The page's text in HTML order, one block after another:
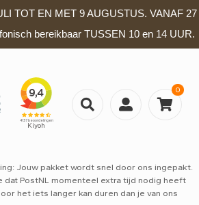
TOT EN MET 9 AUGUSTUS. VANAF 27
bereikbaar TUSSEN 10 en 14 UUR.
0
Jouw pakket wordt snel door ons ingepakt.
dat PostNL momenteel extra tijd nodig heeft
het iets langer kan duren dan je van ons